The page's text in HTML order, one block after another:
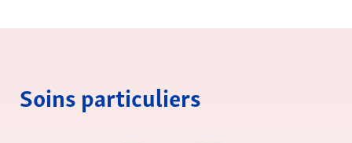
Soins particuliers